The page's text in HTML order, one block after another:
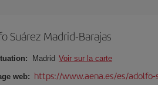
Suárez Madrid-Barajas
Madrid Voir sur la carte
web: https://www.aena.es/es/adolfo-